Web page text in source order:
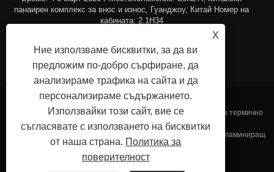
панаирен комплекс за внос и износ, Гуанджоу, Китай Номер на
кабината: 2.1H34
Copyright © 2023 Fujian Taian Laminany Film Co., Ltd. - Филм за термично
ламиниране, ламиниран стоманен филм, релефен термичен ламиниращ
филм - всички права запазени.
X
Ние използваме бисквитки, за да ви
предложим по-добро сърфиране, да
анализираме трафика на сайта и да
персонализираме съдържанието.
Използвайки този сайт, вие се
съгласявате с използването на бисквитки
от наша страна. Политика за
поверителност